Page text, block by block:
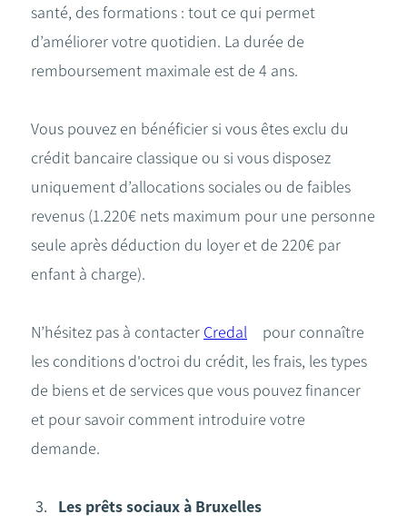
santé, des formations : tout ce qui permet
d’améliorer votre quotidien. La durée de
remboursement maximale est de 4 ans.
Vous pouvez en bénéficier si vous êtes exclu du
crédit bancaire classique ou si vous disposez
uniquement d’allocations sociales ou de faibles
revenus (1.220€ nets maximum pour une personne
seule après déduction du loyer et de 220€ par
enfant à charge).
N’hésitez pas à contacter Credal
pour connaître
les conditions d'octroi du crédit, les frais, les types
de biens et de services que vous pouvez financer
et pour savoir comment introduire votre
demande.
Les prêts sociaux à Bruxelles